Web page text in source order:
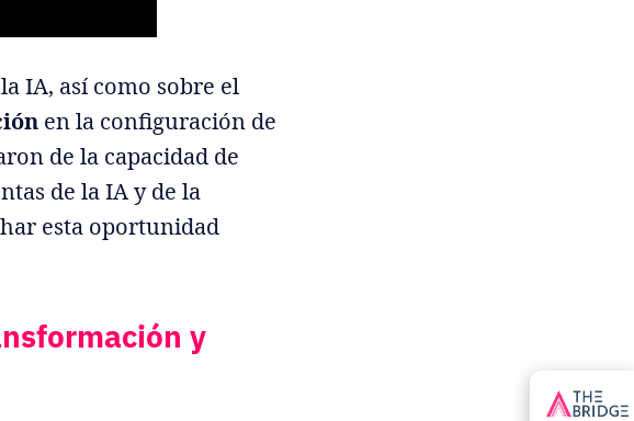
IA, así como sobre el
en la configuración de
de la capacidad de
de la IA y de la
esta oportunidad
y